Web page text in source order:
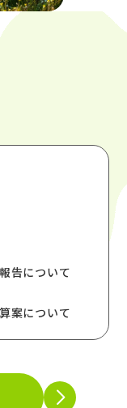
告について
案について